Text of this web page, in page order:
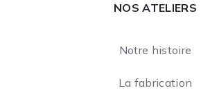
NOS ATELIERS
Notre histoire
La fabrication